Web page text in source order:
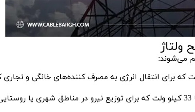
ولتاژ
می‌شوند:
که برای انتقال انرژی به مصرف کننده‌های خانگی و
برای ولتاژهای بین 1 تا 33 کیلو ولت که برای توزیع نیرو در مناطق شهری یا